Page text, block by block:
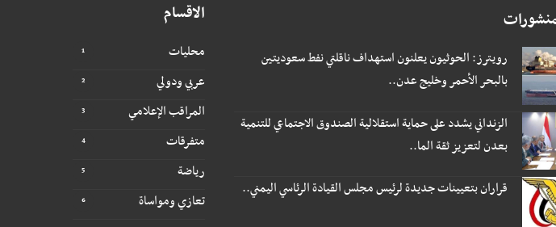
رويترز: الحوثيون يعلنون استهداف ناقلتي نفط سعوديتين
بالبحر الأحمر وخليج عدن..
الزنداني يشدد على حماية استقلالية الصندوق الاجتماعي للتنمية
بعدن لتعزيز ثقة الما..
قراران بتعيينات جديدة لرئيس مجلس القيادة الرئاسي اليمني..
الاقسام
محليات
عربي ودولي
المراقب الإعلامي
متفرقات
رياضة
تعازي ومواساة